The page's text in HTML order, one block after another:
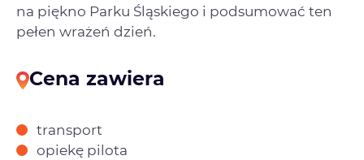
na piękno Parku Śląskiego i podsumować ten
pełen wrażeń dzień.
Cena zawiera
transport
opiekę pilota